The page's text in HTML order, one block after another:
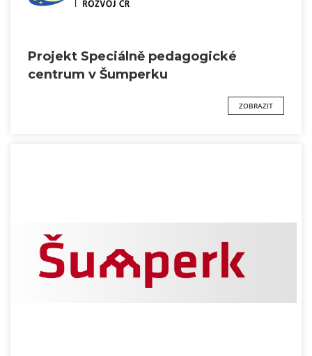
Projekt Speciálně pedagogické
centrum v Šumperku
ZOBRAZIT